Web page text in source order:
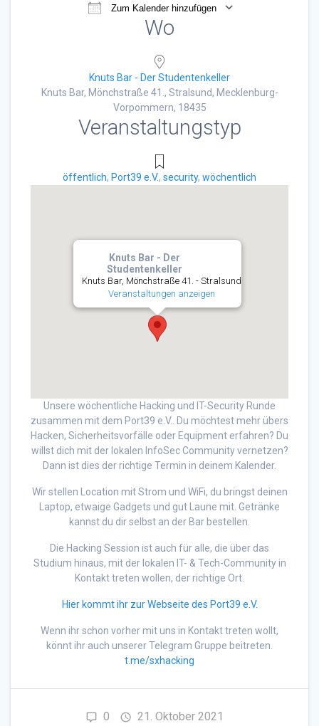
Zum Kalender hinzufügen
ICS herunterladenWo
Knuts Bar - Der Studentenkeller
Knuts Bar, Mönchstraße 41., Stralsund, Mecklenburg-
Vorpommern, 18435
Veranstaltungstyp
öffentlich, Port39 e.V., security, wöchentlich
Knuts Bar - Der
Studentenkeller
Knuts Bar, Mönchstraße 41. - Stralsund
Veranstaltungen anzeigen
Unsere wöchentliche Hacking und IT-Security Runde
zusammen mit dem Port39 e.V.. Du möchtest mehr übers
Hacken, Sicherheitsvorfälle oder Equipment erfahren? Du
willst dich mit der lokalen InfoSec Community vernetzen?
Dann ist dies der richtige Termin in deinem Kalender.
Wir stellen Location mit Strom und WiFi, du bringst deinen
Laptop, etwaige Gadgets und gut Laune mit. Getränke
kannst du dir selbst an der Bar bestellen.
Die Hacking Session ist auch für alle, die über das
Studium hinaus, mit der lokalen IT- & Tech-Community in
Kontakt treten wollen, der richtige Ort.
Hier kommt ihr zur Webseite des Port39 e.V.
Wenn ihr schon vorher mit uns in Kontakt treten wollt,
könnt ihr auch unserer Telegram Gruppe beitreten.
t.me/sxhacking
0 21. Oktober 2021